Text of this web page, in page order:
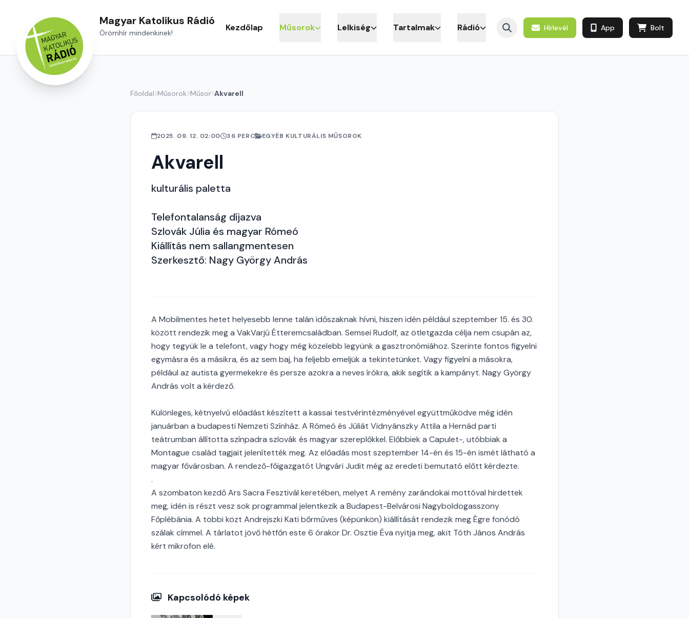
Magyar Katolikus Rádió
Örömhír mindenkinek! Kezdőlap Műsorok Lelkiség Tartalmak Rádió Hírlevél App Bolt
Főoldal Műsorok Műsor Akvarell
2025. 09. 12. 02:00 36 PERC EGYÉB KULTURÁLIS MŰSOROK
Akvarell
kulturális paletta
Telefontalanság díjazva
Szlovák Júlia és magyar Rómeó
Kiállítás nem sallangmentesen
Szerkesztő: Nagy György András
A Mobilmentes hetet helyesebb lenne talán időszaknak hívni, hiszen idén például szeptember 15. és 30.
között rendezik meg a VakVarjú Étteremcsaládban. Semsei Rudolf, az ötletgazda célja nem csupán az,
hogy tegyük le a telefont, vagy hogy még közelebb legyünk a gasztronómiához. Szerinte fontos figyelni
egymásra és a másikra, és az sem baj, ha feljebb emeljük a tekintetünket. Vagy figyelni a másokra,
például az autista gyermekekre és persze azokra a neves írókra, akik segítik a kampányt. Nagy György
András volt a kérdező.
Különleges, kétnyelvű előadást készített a kassai testvérintézményével együttműködve még idén
januárban a budapesti Nemzeti Színház. A Rómeó és Júliát Vidnyánszky Attila a Hernád parti
teátrumban állította színpadra szlovák és magyar szereplőkkel. Előbbiek a Capulet-, utóbbiak a
Montague család tagjait jelenítették meg. Az előadás most szeptember 14-én és 15-én ismét látható a
magyar fővárosban. A rendező-főigazgatót Ungvári Judit még az eredeti bemutató előtt kérdezte.
.
A szombaton kezdő Ars Sacra Fesztivál keretében, melyet A remény zarándokai mottóval hirdettek
meg, idén is részt vesz sok programmal jelentkezik a Budapest-Belvárosi Nagyboldogasszony
Főplébánia. A többi közt Andrejszki Kati bőrműves (képünkön) kiállítását rendezik meg Égre fonódó
szálak címmel. A tárlatot jövő hétfőn este 6 órakor Dr. Osztie Éva nyitja meg, akit Tóth János András
kért mikrofon elé.
Kapcsolódó képek